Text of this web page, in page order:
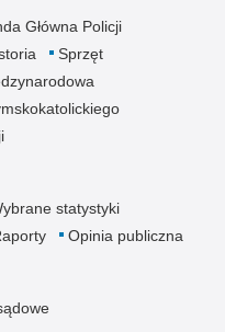
Główna Policji
Sprzęt
statystyki
Opinia publiczna